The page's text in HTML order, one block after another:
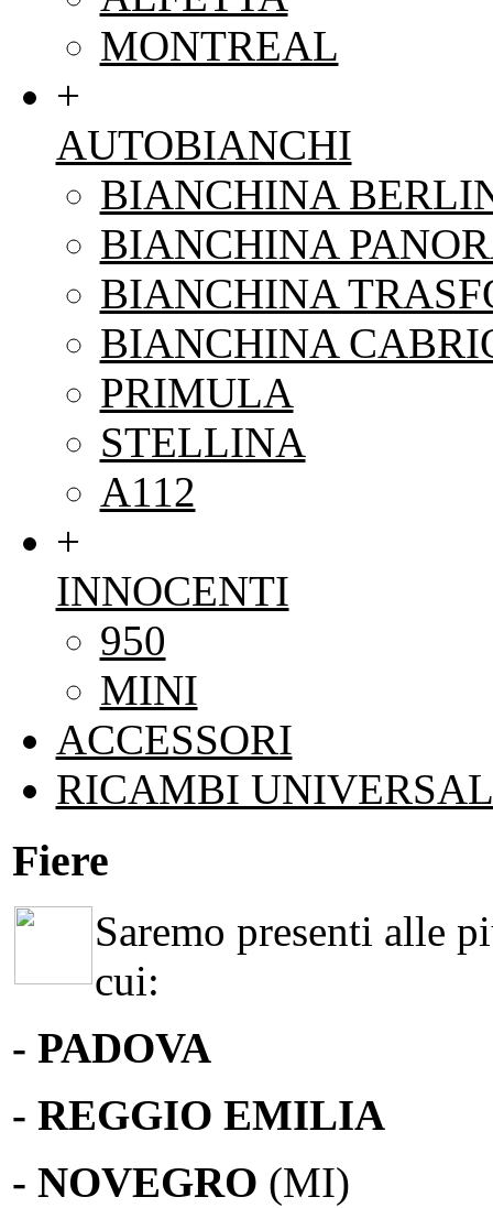
MONTREAL
+
AUTOBIANCHI
BIANCHINA
BIANCHINA
BIANCHINA
BIANCHINA
PRIMULA
STELLINA
A112
+
INNOCENTI
950
MINI
ACCESSORI
RICAMBI
Fiere
Saremo presenti alle
cui:
- PADOVA
- REGGIO EMILIA
- NOVEGRO (MI)